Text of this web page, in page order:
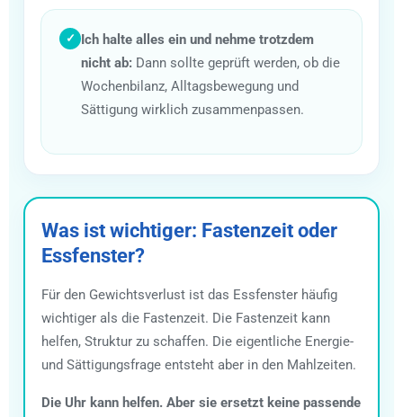
✓ Ich halte alles ein und nehme trotzdem
nicht ab: Dann sollte geprüft werden, ob die
Wochenbilanz, Alltagsbewegung und
Sättigung wirklich zusammenpassen.
Was ist wichtiger: Fastenzeit oder
Essfenster?
Für den Gewichtsverlust ist das Essfenster häufig
wichtiger als die Fastenzeit. Die Fastenzeit kann
helfen, Struktur zu schaffen. Die eigentliche Energie-
und Sättigungsfrage entsteht aber in den Mahlzeiten.
Die Uhr kann helfen. Aber sie ersetzt keine passende